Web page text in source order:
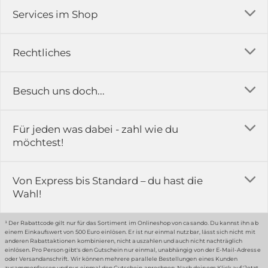
Rechtliches
Impressum
Rückgabe & Reklamation
Widerrufsrecht
Datenschutz-Einstellung
Erklärung zur Barrierefreiheit
Services im Shop
Versandkosten
Erfahrungsberichte & Bewertungen
Kontakt
Karriere
Gewerbekunden
Grounding Page
Besuch uns doch...
in der Ausstellung...
51789 Lindlar
Hinweis:
… oder in unserem Fachmarkt
Für jeden was dabei - zahl wie du
möchtest!
Von Express bis Standard – du hast die
Wahl!
¹ Der Rabattcode gilt nur für das Sortiment im Onlineshop von casando. Du kannst ihn ab
einem Einkaufswert von 500 Euro einlösen. Er ist nur einmal nutzbar, lässt sich nicht mit
anderen Rabattaktionen kombinieren, nicht auszahlen und auch nicht nachträglich
einlösen. Pro Person gibt's den Gutschein nur einmal, unabhängig von der E-Mail-Adresse
oder Versandanschrift. Wir können mehrere parallele Bestellungen eines Kunden